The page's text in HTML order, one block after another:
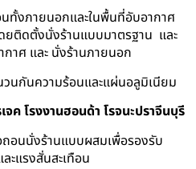
ทั้งภายนอกและในพื้นที่อับอากาศ
ยติดตั้งนั่งร้านแบบมาตรฐาน และ
าศ และ นั่งร้านภายนอก
นกันความร้อนและแผ่นอลูมิเนียม
จค โรงงานฮอนด้า โรจนะปราจีนบุรี
อนนั่งร้านแบบผสมเพื่อรองรับ
ะแรงสั่นสะเทือน